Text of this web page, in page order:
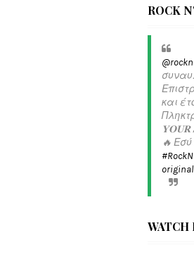
ROCK
και
𝐘𝐎𝐔𝐑
🔥
original
WATCH